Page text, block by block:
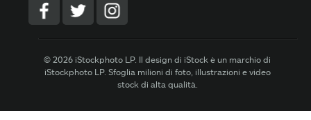
© 2026 iStockphoto LP. Il design di iStock è un marchio di
iStockphoto LP. Sfoglia milioni di foto, illustrazioni e video
stock di alta qualità.